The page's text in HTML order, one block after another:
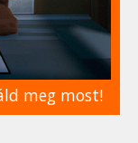
meg most!